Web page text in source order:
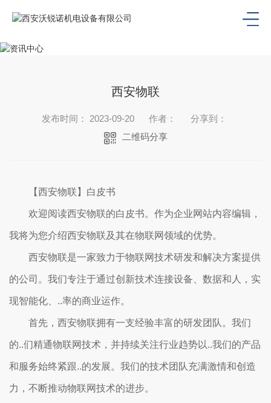
西安物联
发布时间： 2023-09-20 作者：
分享到：
二维码分享
【西安物联】白皮书
欢迎阅读西安物联的白皮书。作为企业网站内容编辑，
我将为您介绍西安物联及其在物联网领域的优势。
西安物联是一家致力于物联网技术研发和解决方案提供
的公司。我们专注于通过创新技术连接设备、数据和人，实
现智能化、..率的商业运作。
首先，西安物联拥有一支经验丰富的研发团队。我们
的..们精通物联网技术，并持续关注行业趋势以..我们的产品
和服务始终紧跟..的发展。我们的技术团队充满激情和创造
力，不断推动物联网技术的进步。